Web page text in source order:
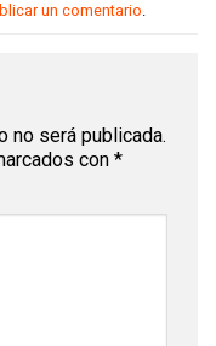
un comentario.
no será publicada.
con *